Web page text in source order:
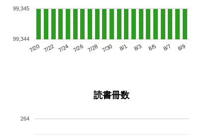
7/20 7/22 7/24 7/26 7/28 7/30 8/1 8/3 8/5 8/7 8/9
99,344
99,345
読書冊数
264